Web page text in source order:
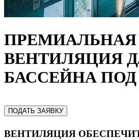
ПРЕМИАЛЬНАЯ
ВЕНТИЛЯЦИЯ
БАССЕЙНА
ПОДАТЬ ЗАЯВКУ
ВЕНТИЛЯЦИЯ